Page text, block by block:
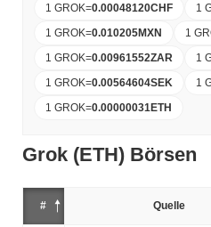
1 GROK=0.00048120CHF 1
1 GROK=0.010205MXN 1
1 GROK=0.00961552ZAR 1
1 GROK=0.00564604SEK 1
1 GROK=0.00000031ETH
Grok (ETH) Börsen
# Quelle